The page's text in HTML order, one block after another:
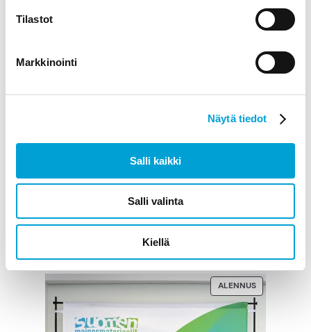
Tilastot
Markkinointi
Näytä tiedot
Salli kaikki
Salli valinta
Kiellä
Messuseinä Strech
541,00€
LISÄÄ OSTOSKORIIN
ALENNUSTUOTE